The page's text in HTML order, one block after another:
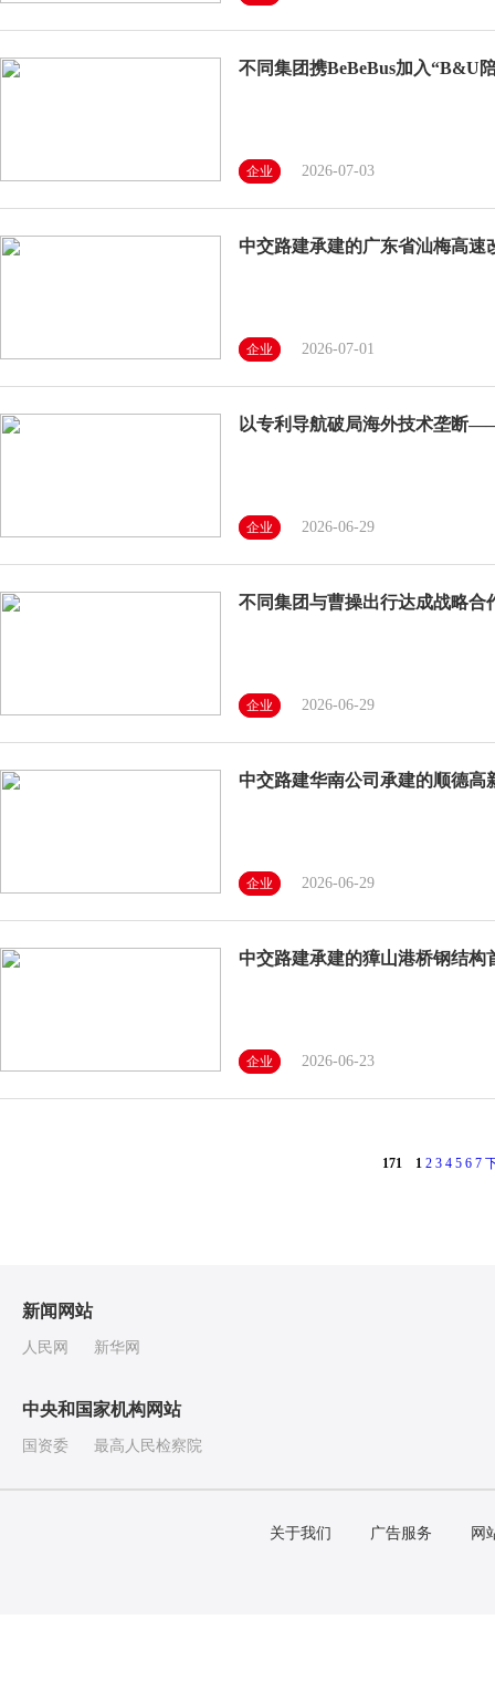
不同集团携BeBeBus加入“B&U
企业 2026-07-03
中交路建承建的广东省汕梅高
企业 2026-07-01
以专利导航破局海外技术垄断
企业 2026-06-29
不同集团与曹操出行达成战略
企业 2026-06-29
中交路建华南公司承建的顺德高
企业 2026-06-29
中交路建承建的獐山港桥钢结构
企业 2026-06-23
171 1 2 3 4 5 6 7
新闻网站
人民网 新华网
中央和国家机构网站
国资委 最高人民检察院
关于我们 广告服务 网